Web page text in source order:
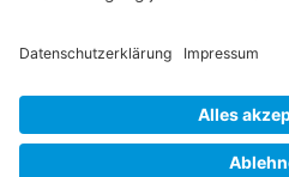
Foren-Übersicht